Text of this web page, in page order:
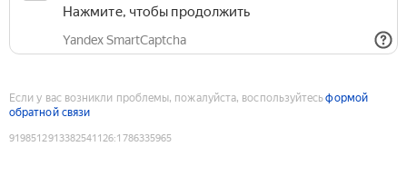
Нажмите, чтобы продолжить
Yandex SmartCaptcha
Если у вас возникли проблемы, пожалуйста, воспользуйтесьформой
обратной связи
9198512913382541126:1786335965